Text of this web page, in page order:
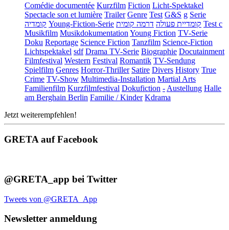
Comédie documentée Kurzfilm Fiction Licht-Spektakel
Spectacle son et lumière Trailer Genre Test G&S g Serie
קומדיה Young-Fiction-Serie קומדיית פעולה דרמה קומית
Test c
Musikfilm Musikdokumentation Young Fiction TV-Serie
Doku Reportage Science Fiction Tanzfilm Science-Fiction
Lichtspektakel sdf Drama TV-Serie Biographie Docutainment
Filmfestival Western Festival Romantik TV-Sendung
Spielfilm Genres Horror-Thriller Satire Divers History True
Crime TV-Show Multimedia-Installation Martial Arts
Familienfilm Kurzfilmfestival Dokufiction - Austellung Halle
am Berghain Berlin Familie / Kinder Kdrama
Jetzt weiterempfehlen!
GRETA auf Facebook
@GRETA_app bei Twitter
Tweets von @GRETA_App
Newsletter anmeldung